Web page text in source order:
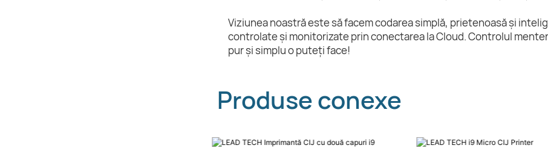
Viziunea noastră este să facem codarea simplă, prietenoasă și
controlate și monitorizate prin conectarea la Cloud. Controlul
pur și simplu o puteți face!
Produse conexe